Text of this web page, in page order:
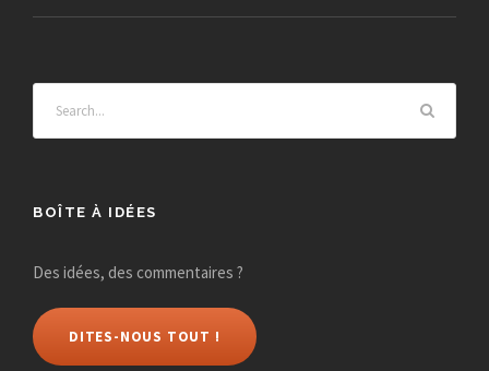
BOÎTE À IDÉES
Des idées, des commentaires ?
DITES-NOUS TOUT !